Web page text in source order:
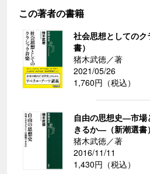
この著者の書籍
社会思想としての
書）
猪木武徳／著
2021/05/26
1,760円（税込）
自由の思想史―市場
きるか―（新潮選書）
猪木武徳／著
2016/11/11
1,430円（税込）